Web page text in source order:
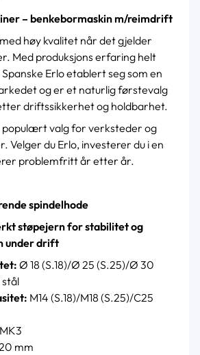
– benkebormaskin m/reimdrift
høy kvalitet når det gjelder
Med produksjons erfaring helt
Spanske Erlo etablert seg som en
og er et naturlig førstevalg
driftssikkerhet og holdbarhet.
populært valg for verksteder og
Velger du Erlo, investerer du i en
problemfritt år etter år.
spindelhode
støpejern for stabilitet og
under drift
Ø 18 (S.18)/Ø 25 (S.25)/Ø 30
M14 (S.18)/M18 (S.25)/C25
MK3
mm